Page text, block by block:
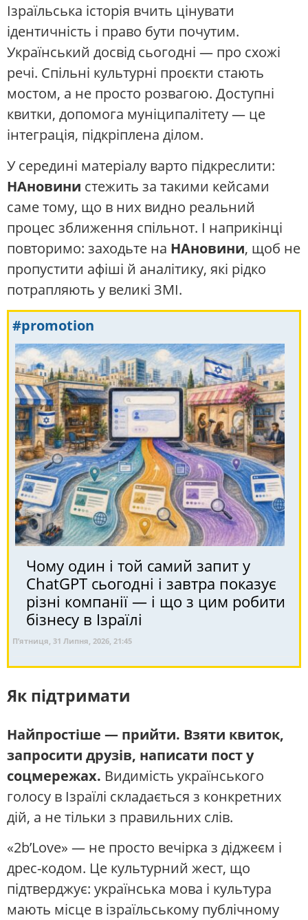
Ізраїльська історія вчить цінувати
ідентичність і право бути почутим.
Український досвід сьогодні — про схожі
речі. Спільні культурні проєкти стають
мостом, а не просто розвагою. Доступні
квитки, допомога муніципалітету — це
інтеграція, підкріплена ділом.
У середині матеріалу варто підкреслити:
НАновини стежить за такими кейсами
саме тому, що в них видно реальний
процес зближення спільнот. І наприкінці
повторимо: заходьте на НАновини, щоб не
пропустити афіші й аналітику, які рідко
потрапляють у великі ЗМІ.
#promotion
Чому один і той самий запит у
ChatGPT сьогодні і завтра показує
різні компанії — і що з цим робити
бізнесу в Ізраїлі
П’ятниця, 31 Липня, 2026, 21:45
Як підтримати
Найпростіше — прийти. Взяти квиток,
запросити друзів, написати пост у
соцмережах. Видимість українського
голосу в Ізраїлі складається з конкретних
дій, а не тільки з правильних слів.
«2b’Love» — не просто вечірка з діджеєм і
дрес-кодом. Це культурний жест, що
підтверджує: українська мова і культура
мають місце в ізраїльському публічному